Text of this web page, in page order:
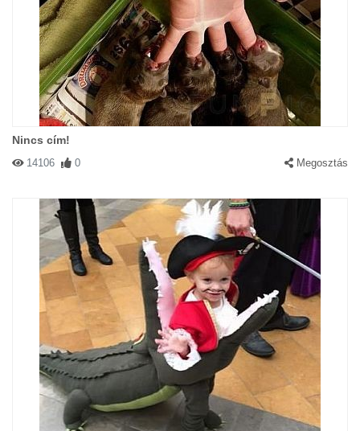
Nincs cím!
14106 0 Megosztás